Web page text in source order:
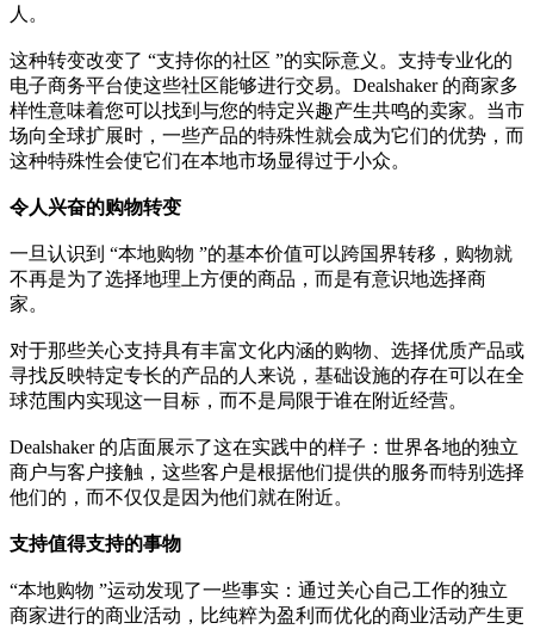
人。
这种转变改变了 “支持你的社区 ”的实际意义。支持专业化的
电子商务平台使这些社区能够进行交易。Dealshaker 的商家多
样性意味着您可以找到与您的特定兴趣产生共鸣的卖家。当市
场向全球扩展时，一些产品的特殊性就会成为它们的优势，而
这种特殊性会使它们在本地市场显得过于小众。
令人兴奋的购物转变
一旦认识到 “本地购物 ”的基本价值可以跨国界转移，购物就
不再是为了选择地理上方便的商品，而是有意识地选择商
家。
对于那些关心支持具有丰富文化内涵的购物、选择优质产品或
寻找反映特定专长的产品的人来说，基础设施的存在可以在全
球范围内实现这一目标，而不是局限于谁在附近经营。
Dealshaker 的店面展示了这在实践中的样子：世界各地的独立
商户与客户接触，这些客户是根据他们提供的服务而特别选择
他们的，而不仅仅是因为他们就在附近。
支持值得支持的事物
“本地购物 ”运动发现了一些事实：通过关心自己工作的独立
商家进行的商业活动，比纯粹为盈利而优化的商业活动产生更